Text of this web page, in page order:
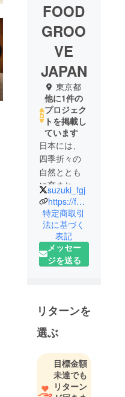
FOOD
GROO
VE
JAPAN
東京都
他に1件の
プロジェク
トを掲載し
ています
日本には、
四季折々の
自然ととも
に育まれ
た、 豊かな
食材と、食
の歴史があ
ります。そ
してその中
でも、独自
極に美味し
いものを作
り続けてい
全国各地に
存在しま
す。
suzuki_fgj
https://foodgroovejapan.com/
特定商取引
法に基づく
表記
メッセー
ジを送る
リターンを
選ぶ
目標金額
未達でも
リターン